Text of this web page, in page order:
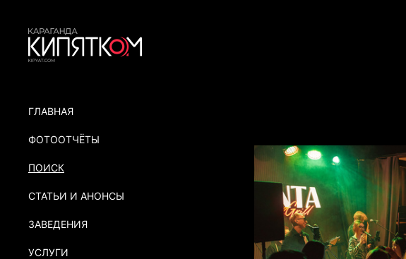
ГЛАВНАЯ
ФОТООТЧЁТЫ
ПОИСК
СТАТЬИ И АНОНСЫ
ЗАВЕДЕНИЯ
УСЛУГИ